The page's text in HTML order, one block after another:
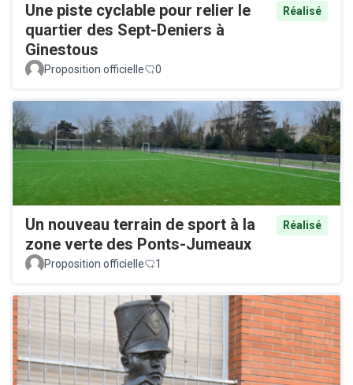
Une piste cyclable pour relier le
quartier des Sept-Deniers à
Ginestous
Réalisé
Proposition officielle 0
Un nouveau terrain de sport à la
zone verte des Ponts-Jumeaux
Réalisé
Proposition officielle 1